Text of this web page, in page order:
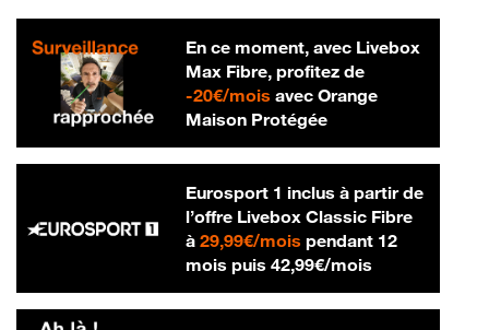
En ce moment, avec Livebox
Max Fibre, profitez de
-20€/mois20 € par mois
avec Orange
Maison Protégée
Eurosport 1 inclus à partir de
l’offre Livebox Classic Fibre
à 29,99€/mois29,99 € par mois
pendant 12
mois puis 42,99€/mois42,99 € par